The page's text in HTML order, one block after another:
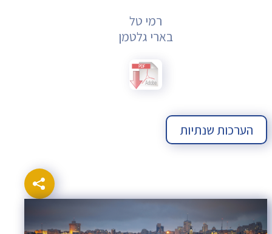
הערכות שנתיות
רמי טל
בארי גלטמן